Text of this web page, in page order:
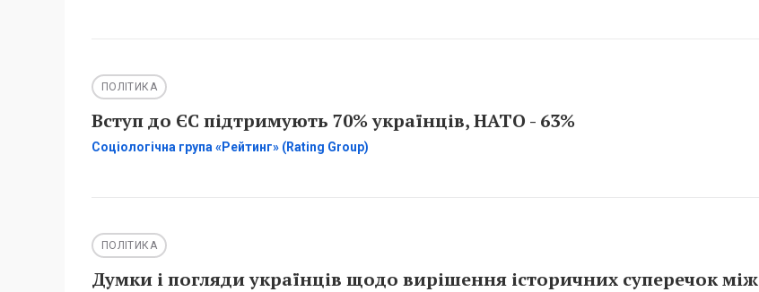
ПОЛІТИКА
Вступ до ЄС підтримують 70% українців, НАТО - 63%
Соціологічна група «Рейтинг» (Rating Group)
ПОЛІТИКА
Думки і погляди українців щодо вирішення історичних суперечок між